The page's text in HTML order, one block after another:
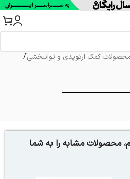
کمک ارتوپدی و توانبخشی/
محصولات مشابه را به شما